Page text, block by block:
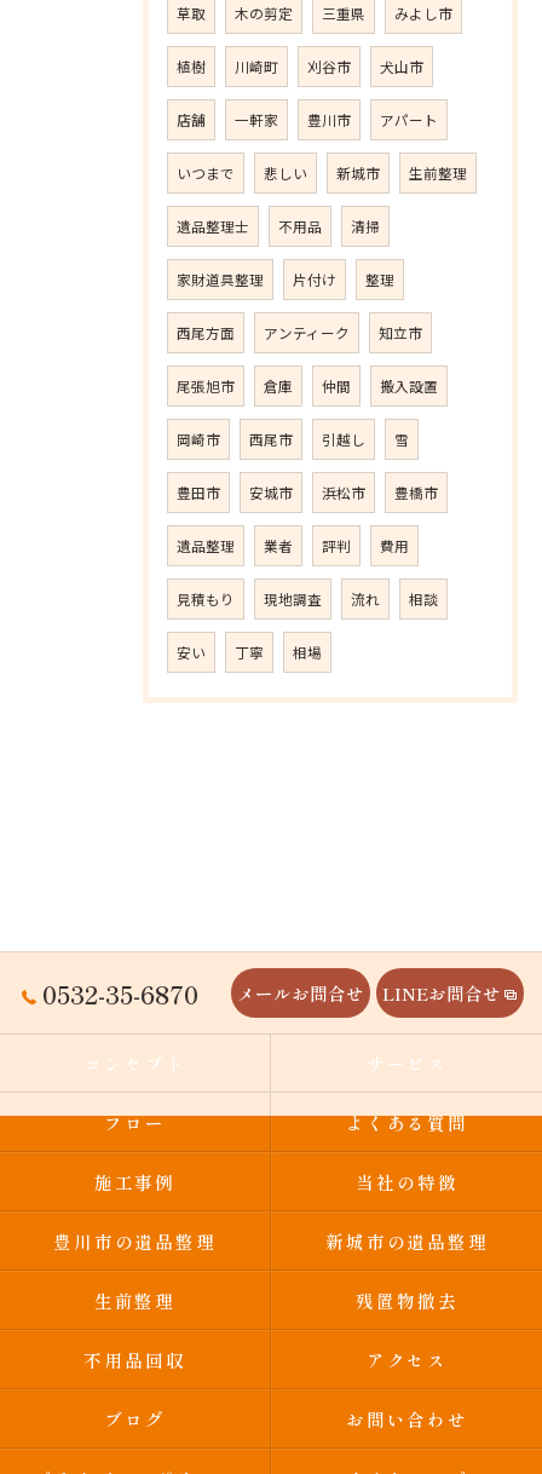
草取 木の剪定 三重県 みよし市
植樹 川崎町 刈谷市 犬山市
店舗 一軒家 豊川市 アパート
いつまで 悲しい 新城市 生前整理
遺品整理士 不用品 清掃
家財道具整理 片付け 整理
西尾方面 アンティーク 知立市
尾張旭市 倉庫 仲間 搬入設置
岡崎市 西尾市 引越し 雪
豊田市 安城市 浜松市 豊橋市
遺品整理 業者 評判 費用
見積もり 現地調査 流れ 相談
安い 丁寧 相場
0532-35-6870 メールお問合せ LINEお問合せ
コンセプト サービス
フロー よくある質問
施工事例 当社の特徴
豊川市の遺品整理 新城市の遺品整理
生前整理 残置物撤去
不用品回収 アクセス
ブログ お問い合わせ